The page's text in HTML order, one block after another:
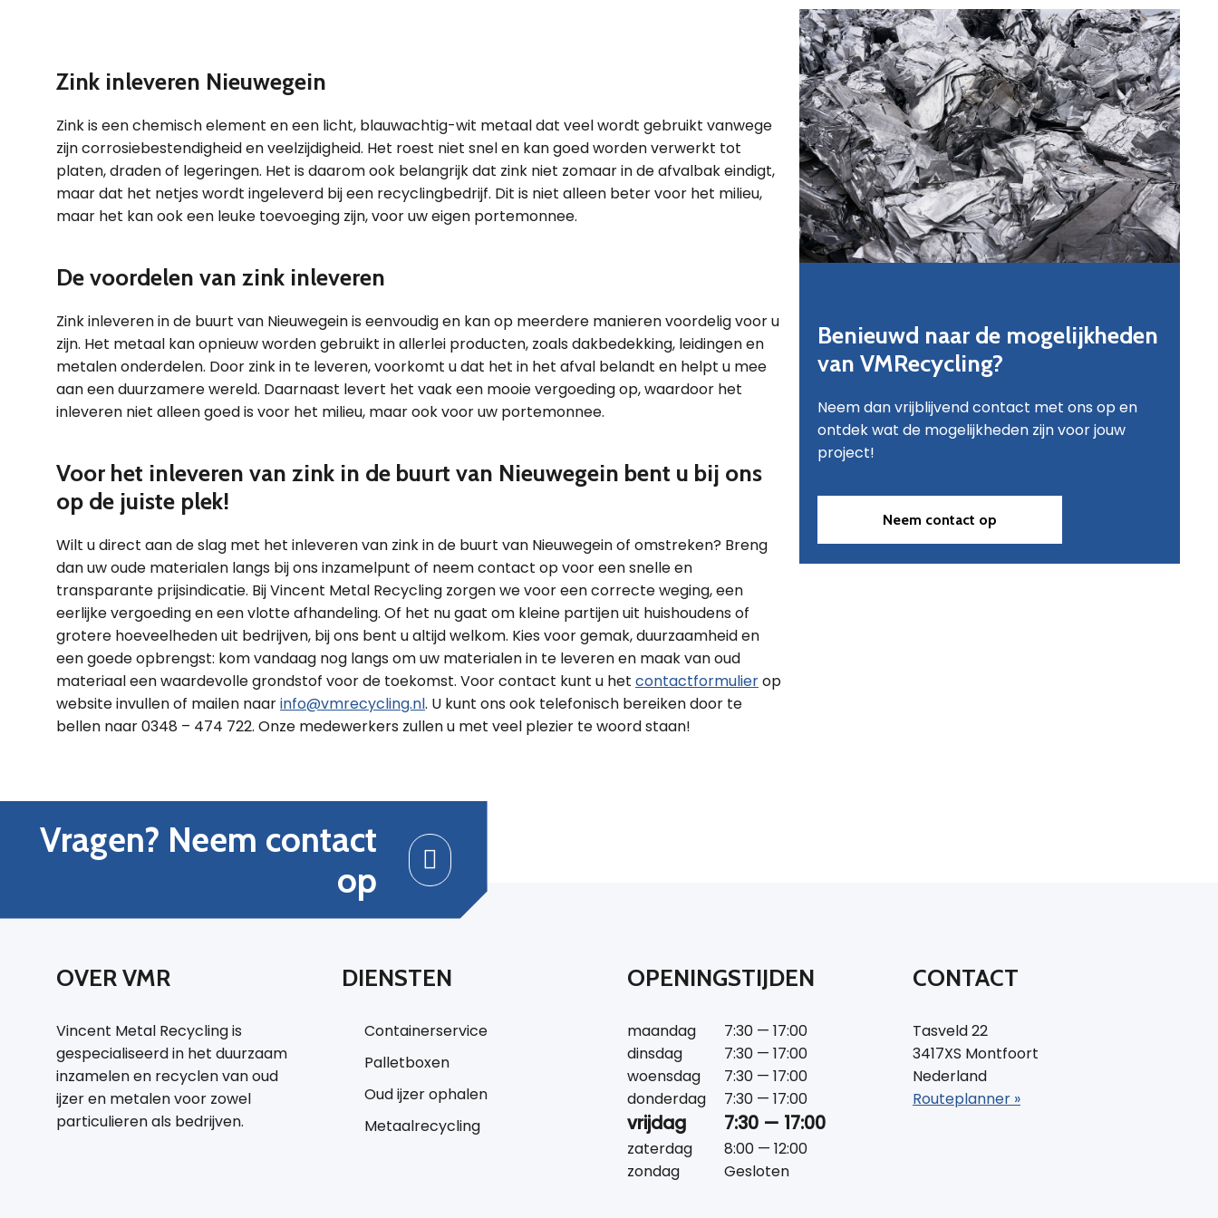
Zink inleveren Nieuwegein
Zink is een chemisch element en een licht, blauwachtig-wit metaal dat veel wordt gebruikt vanwege
zijn corrosiebestendigheid en veelzijdigheid. Het roest niet snel en kan goed worden verwerkt tot
platen, draden of legeringen. Het is daarom ook belangrijk dat zink niet zomaar in de afvalbak eindigt,
maar dat het netjes wordt ingeleverd bij een recyclingbedrijf. Dit is niet alleen beter voor het milieu,
maar het kan ook een leuke toevoeging zijn, voor uw eigen portemonnee.
De voordelen van zink inleveren
Zink inleveren in de buurt van Nieuwegein is eenvoudig en kan op meerdere manieren voordelig voor u
zijn. Het metaal kan opnieuw worden gebruikt in allerlei producten, zoals dakbedekking, leidingen en
metalen onderdelen. Door zink in te leveren, voorkomt u dat het in het afval belandt en helpt u mee
aan een duurzamere wereld. Daarnaast levert het vaak een mooie vergoeding op, waardoor het
inleveren niet alleen goed is voor het milieu, maar ook voor uw portemonnee.
Voor het inleveren van zink in de buurt van Nieuwegein bent u bij ons
op de juiste plek!
Wilt u direct aan de slag met het inleveren van zink in de buurt van Nieuwegein of omstreken? Breng
dan uw oude materialen langs bij ons inzamelpunt of neem contact op voor een snelle en
transparante prijsindicatie. Bij Vincent Metal Recycling zorgen we voor een correcte weging, een
eerlijke vergoeding en een vlotte afhandeling. Of het nu gaat om kleine partijen uit huishoudens of
grotere hoeveelheden uit bedrijven, bij ons bent u altijd welkom. Kies voor gemak, duurzaamheid en
een goede opbrengst: kom vandaag nog langs om uw materialen in te leveren en maak van oud
materiaal een waardevolle grondstof voor de toekomst. Voor contact kunt u het contactformulierop
website invullen of mailen naarinfo@vmrecycling.nl. U kunt ons ook telefonisch bereiken door te
bellen naar 0348 – 474 722. Onze medewerkers zullen u met veel plezier te woord staan!
Benieuwd naar de mogelijkheden
van VMRecycling?
Neem dan vrijblijvend contact met ons op en
ontdek wat de mogelijkheden zijn voor jouw
project!
Neem contact op
Vragen? Neem contact
op
OVER VMR
Vincent Metal Recycling is
gespecialiseerd in het duurzaam
inzamelen en recyclen van oud
ijzer en metalen voor zowel
particulieren als bedrijven.
DIENSTEN
Containerservice
Palletboxen
Oud ijzer ophalen
Metaalrecycling
OPENINGSTIJDEN
maandag
7:30 — 17:00
dinsdag
7:30 — 17:00
woensdag
7:30 — 17:00
donderdag
7:30 — 17:00
vrijdag 7:30 — 17:00
zaterdag
8:00 — 12:00
zondag
Gesloten
CONTACT
Tasveld 22
3417XS Montfoort
Nederland
Routeplanner »